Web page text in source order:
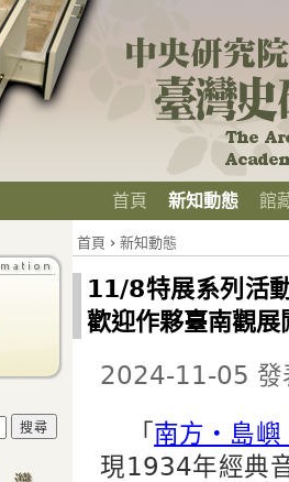
首頁 新知動態 館
首頁 › 新知動態
11/8特展系列活
歡迎作夥臺南觀
2024-11-05 發
「 南方・島
現1934年經典